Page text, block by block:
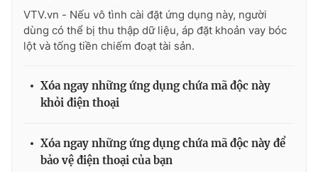
VTV.vn - Nếu vô tình cài đặt ứng dụng này, người
dùng có thể bị thu thập dữ liệu, áp đặt khoản vay bóc
lột và tống tiền chiếm đoạt tài sản.
Xóa ngay những ứng dụng chứa mã độc này
khỏi điện thoại
Xóa ngay những ứng dụng chứa mã độc này để
bảo vệ điện thoại của bạn